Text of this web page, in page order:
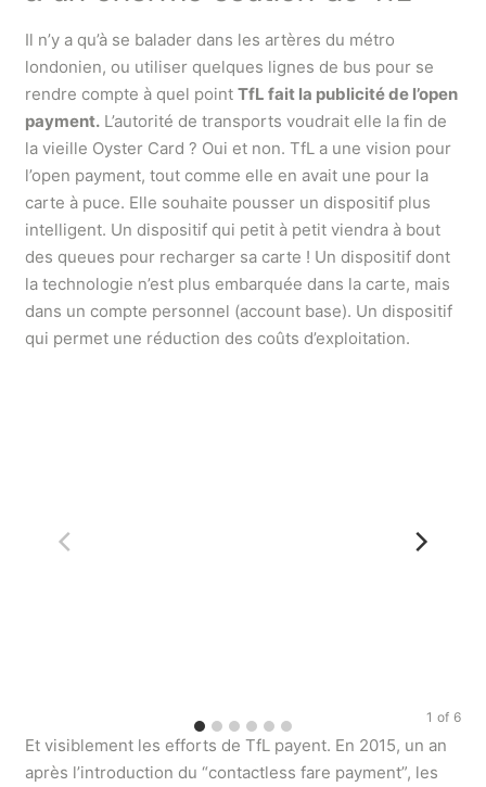
Il n’y a qu’à se balader dans les artères du métro
londonien, ou utiliser quelques lignes de bus pour se
rendre compte à quel point TfL fait la publicité de l’open
payment. L’autorité de transports voudrait elle la fin de
la vieille Oyster Card ? Oui et non. TfL a une vision pour
l’open payment, tout comme elle en avait une pour la
carte à puce. Elle souhaite pousser un dispositif plus
intelligent. Un dispositif qui petit à petit viendra à bout
des queues pour recharger sa carte ! Un dispositif dont
la technologie n’est plus embarquée dans la carte, mais
dans un compte personnel (account base). Un dispositif
qui permet une réduction des coûts d’exploitation.
1 of 6
Et visiblement les efforts de TfL payent. En 2015, un an
après l’introduction du “contactless fare payment”, les